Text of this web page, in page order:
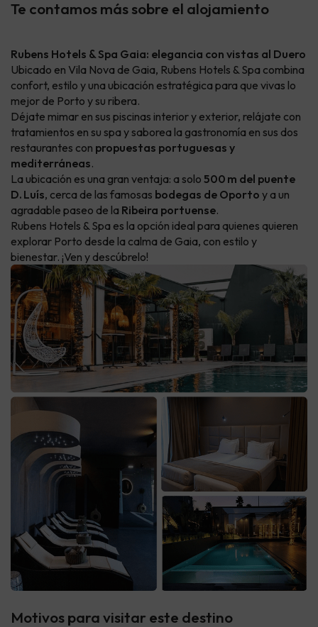
Te contamos más sobre el alojamiento
Rubens Hotels & Spa Gaia: elegancia con vistas al Duero
Ubicado en Vila Nova de Gaia, Rubens Hotels & Spa combina
confort, estilo y una ubicación estratégica para que vivas lo
mejor de Porto y su ribera.
Déjate mimar en sus piscinas interior y exterior, relájate con
tratamientos en su spa y saborea la gastronomía en sus dos
restaurantes con propuestas portuguesas y
mediterráneas.
La ubicación es una gran ventaja: a solo 500 m del puente
D. Luís, cerca de las famosas bodegas de Oporto y a un
agradable paseo de la Ribeira portuense.
Rubens Hotels & Spa es la opción ideal para quienes quieren
explorar Porto desde la calma de Gaia, con estilo y
bienestar. ¡Ven y descúbrelo!
Motivos para visitar este destino